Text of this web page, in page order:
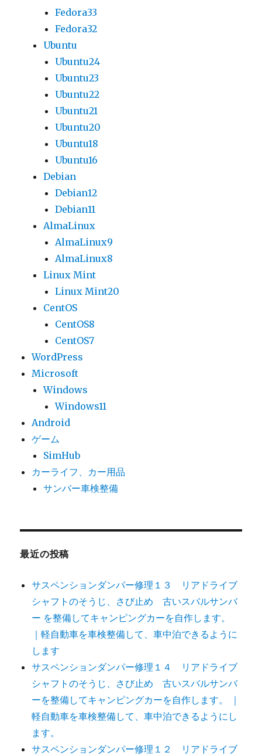
Fedora33
Fedora32
Ubuntu
Ubuntu24
Ubuntu23
Ubuntu22
Ubuntu21
Ubuntu20
Ubuntu18
Ubuntu16
Debian
Debian12
Debian11
AlmaLinux
AlmaLinux9
AlmaLinux8
Linux Mint
Linux Mint20
CentOS
CentOS8
CentOS7
WordPress
Microsoft
Windows
Windows11
Android
ゲーム
SimHub
カーライフ、カー用品
サンバー車検整備
最近の投稿
サスペンションダンパー修理１３ リアドライブ
シャフトのそうじ、さび止め 古いスバルサンバ
ー を整備してキャンピングカーを自作します。
｜軽自動車を車検整備して、車中泊できるように
します
サスペンションダンパー修理１４ リアドライブ
シャフトのそうじ、さび止め 古いスバルサンバ
ーを整備してキャンピングカーを自作します。 ｜
軽自動車を車検整備して、車中泊できるようにし
ます。
サスペンションダンパー修理１２ リアドライブ